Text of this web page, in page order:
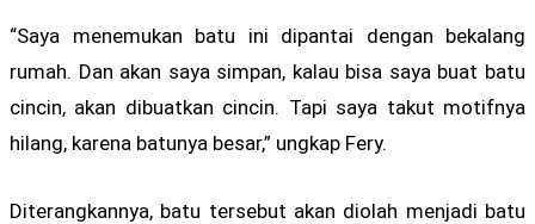
“Saya menemukan batu ini dipantai dengan bekalang
rumah. Dan akan saya simpan, kalau bisa saya buat batu
cincin, akan dibuatkan cincin. Tapi saya takut motifnya
hilang, karena batunya besar,” ungkap Fery.
Diterangkannya, batu tersebut akan diolah menjadi batu